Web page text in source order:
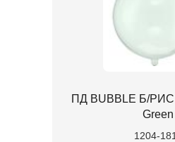
ПД BUBBLE Б/РИС
Green
1204-